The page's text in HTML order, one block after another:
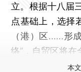
立。根据十八届
点基础上，选择
（港）区……形
络”，自贸区将在
本